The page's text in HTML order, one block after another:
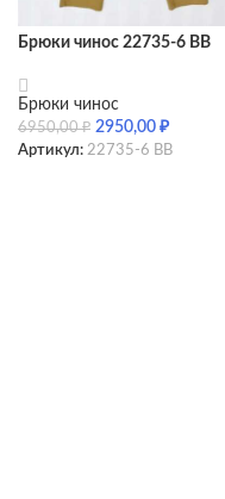
Брюки чинос 22735-6 BB
Брюки чинос
6950,00₽ 2950,00 ₽
Артикул: 22735-6 BB